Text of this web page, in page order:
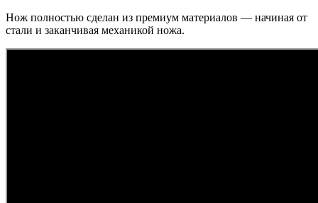
Нож полностью сделан из премиум материалов — начиная от
стали и заканчивая механикой ножа.